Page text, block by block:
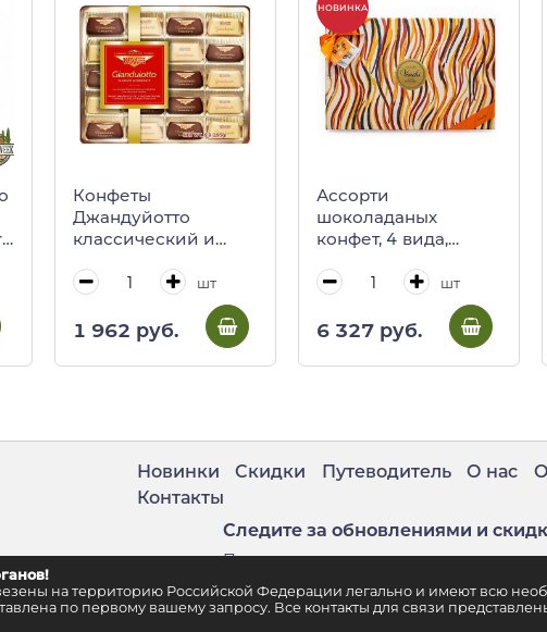
Конфеты
Джандуйотто
классический и
3332, NOVI, 195 г
шт
1 962 руб.
НОВИНКА
Ассорти
шоколаданых
конфет, 4 вида,
(коллекция Мурано)
шт
6 327 руб.
на территорию Российской Федерации легально и имеют всю
по первому вашему запросу. Все контакты для связи
стр. 2
Новинки Скидки Путеводитель О нас
Контакты
Следите за обновлениями и
Подпишитесь на нашу рассылку